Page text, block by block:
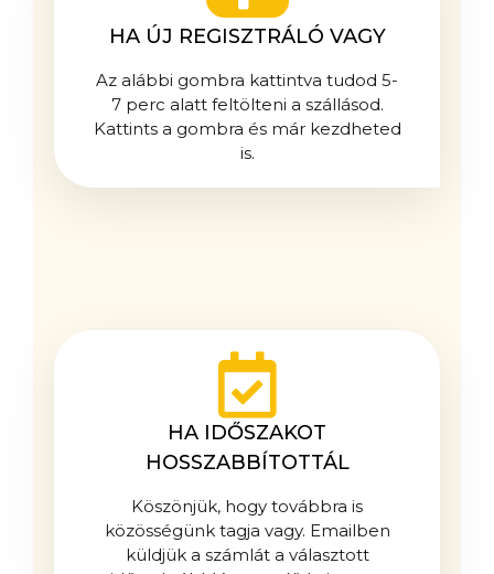
HA ÚJ REGISZTRÁLÓ VAGY
Az alábbi gombra kattintva tudod 5-
7 perc alatt feltölteni a szállásod.
Kattints a gombra és már kezdheted
is.
HA IDŐSZAKOT
HOSSZABBÍTOTTÁL
Köszönjük, hogy továbbra is
közösségünk tagja vagy. Emailben
küldjük a számlát a választott